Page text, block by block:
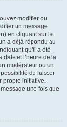
modifier ou
un message
en cliquant sur le
a déjà répondu au
qu’il a été
date et l’heure de la
modérateur ou un
de laisser
propre initiative.
une fois que